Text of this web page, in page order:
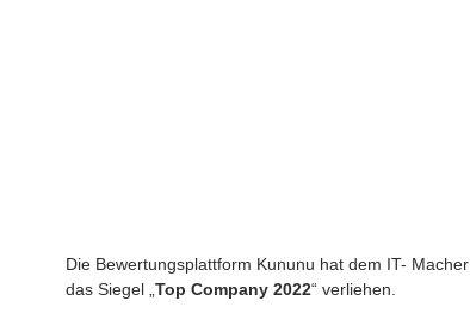
Die Bewertungsplattform Kununu hat dem IT- Macher
das Siegel „ Top Company 2022“ verliehen.